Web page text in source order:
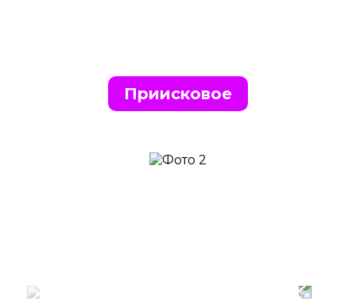
Приисковое